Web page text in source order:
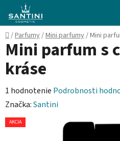
Prejsť
obsah
Domov
/Parfumy/Mini parfumy/Mini
Mini parfum s
kráse
Priemerné
hodnotenie
produktu
1 hodnotenie Podrobnosti
Značka:Santini
AKCIA